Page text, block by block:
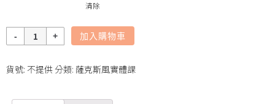
清除
量
加入購物車
貨號: 不提供分類: 薩克斯風實體課